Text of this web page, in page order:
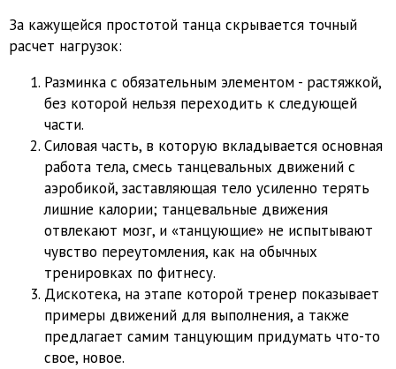
За кажущейся простотой танца скрывается точный
расчет нагрузок:
Разминка с обязательным элементом - растяжкой,
без которой нельзя переходить к следующей
части.
Силовая часть, в которую вкладывается основная
работа тела, смесь танцевальных движений с
аэробикой, заставляющая тело усиленно терять
лишние калории; танцевальные движения
отвлекают мозг, и «танцующие» не испытывают
чувство переутомления, как на обычных
тренировках по фитнесу.
Дискотека, на этапе которой тренер показывает
примеры движений для выполнения, а также
предлагает самим танцующим придумать что-то
свое, новое.